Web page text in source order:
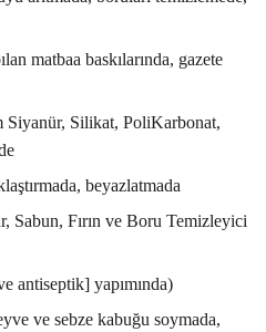
matbaa baskılarında, gazete
Siyanür, Silikat, PoliKarbonat,
beyazlatmada
Sabun, Fırın ve Boru Temizleyici
antiseptik] yapımında)
ve sebze kabuğu soymada,